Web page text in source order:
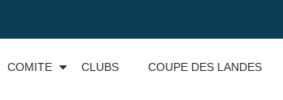
COMITE CLUBS COUPE DES LANDES